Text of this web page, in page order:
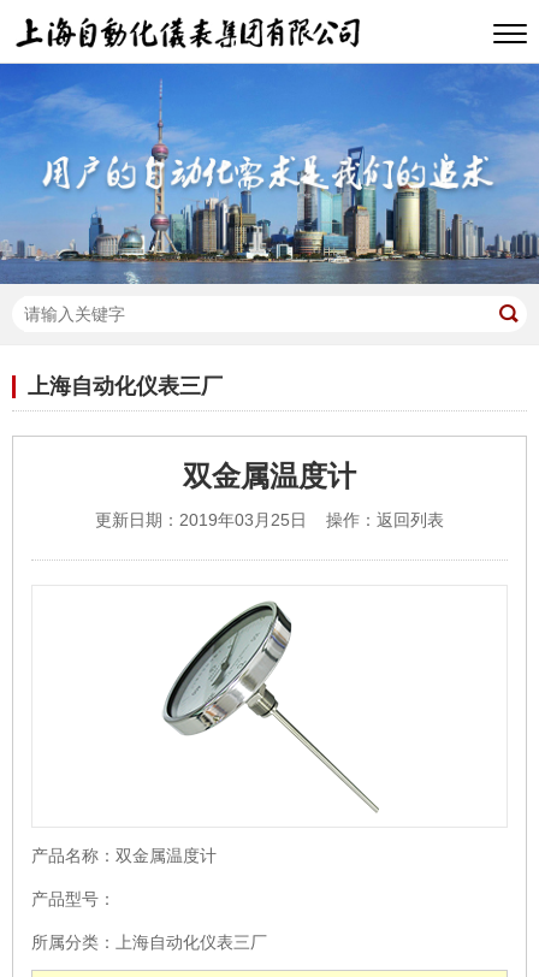
上海自动化仪表三厂
双金属温度计
更新日期：2019年03月25日 操作： 返回列表
产品名称： 双金属温度计
产品型号：
所属分类： 上海自动化仪表三厂